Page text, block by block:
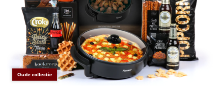
€50 tot €55
€55 tot €75
€75 tot €100
Oude collectie